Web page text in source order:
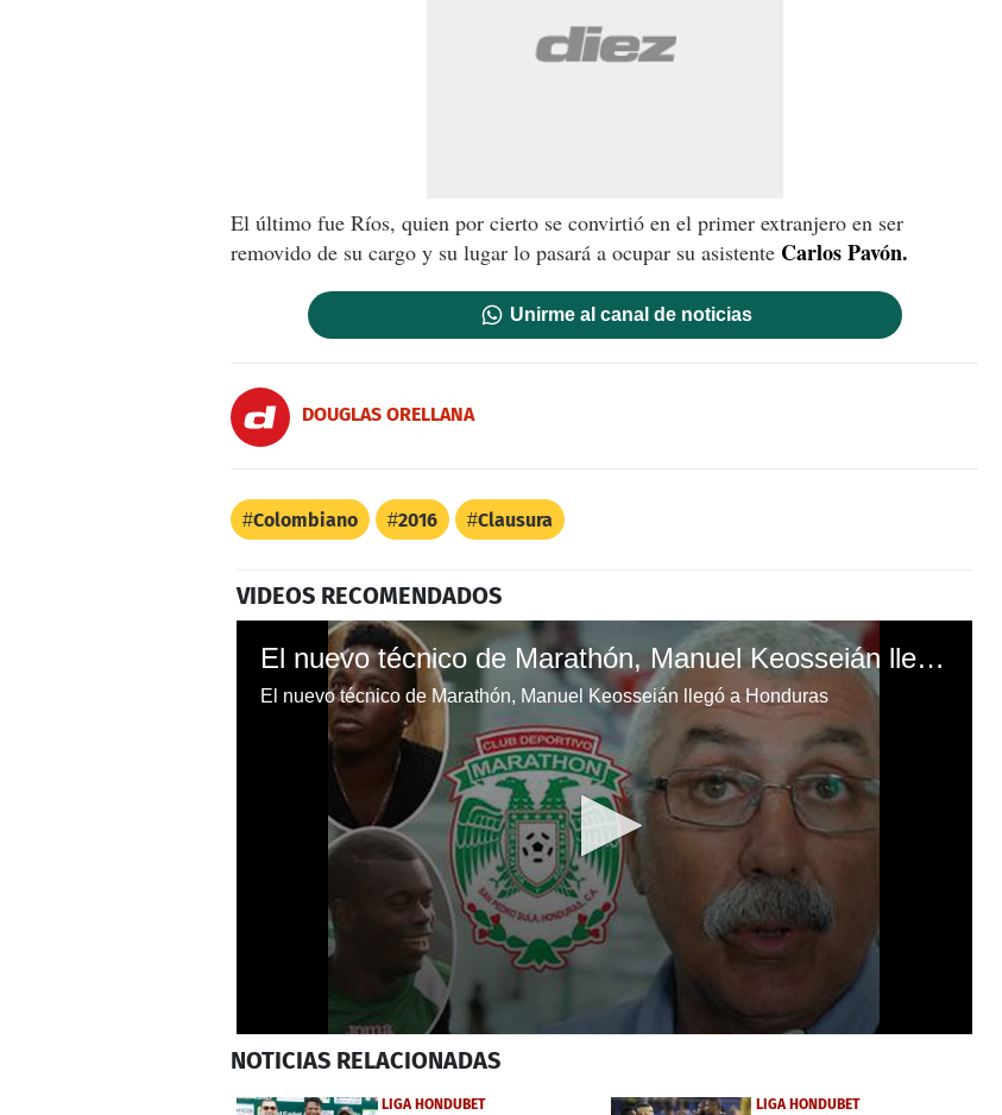
El último fue Ríos, quien por cierto se convirtió en el primer extranjero en ser
removido de su cargo y su lugar lo pasará a ocupar su asistente Carlos Pavón.
Unirme al canal de noticias
DOUGLAS ORELLANA
Colombiano 2016 Clausura
VIDEOS RECOMENDADOS
El nuevo técnico de Marathón, Manuel Keosseián llegó a Honduras
El nuevo técnico de Marathón, Manuel Keosseián llegó a Honduras
seconds
2
NOTICIAS RELACIONADAS
LIGA HONDUBET LIGA HONDUBET